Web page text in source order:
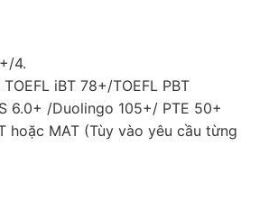
4.
iBT 78+/TOEFL PBT
6.0+ /Duolingo 105+/ PTE 50+
hoặc MAT (Tùy vào yêu cầu từng